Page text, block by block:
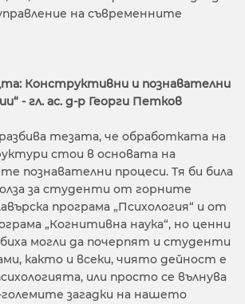
на съвременните
Конструктивни и познавателни
- гл. ас. д-р Георги Петков
тезата, че обработката на
стои в основата на
познавателни процеси. Тя би била
за студенти от горните
програма „Психология“ и от
„Когнитивна наука“, но ценни
биха могли да почерпят и студенти
както и всеки, чиято дейност е
или просто се вълнува
загадки на нашето